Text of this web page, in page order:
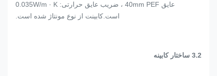
عایق 40mm PEF ، ضریب عایق حرارتی: 0.035W/m · K
است.کابینت از نوع مونتاژ شده است.
3.2 ساختار کابینه